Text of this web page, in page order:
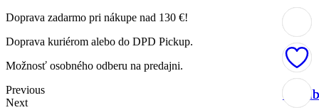
Doprava zadarmo pri nákupe nad 130 €!
Doprava kuriérom alebo do DPD Pickup.
Možnosť osobného odberu na predajni.
Previous
Next